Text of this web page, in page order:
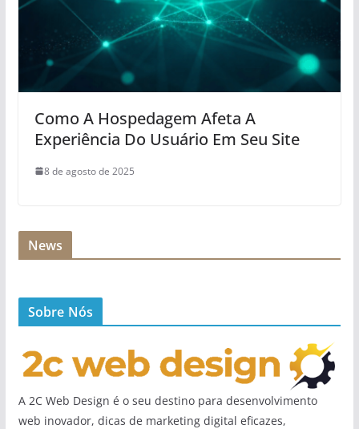
Como A Hospedagem Afeta A
Experiência Do Usuário Em Seu Site
8 de agosto de 2025
News
Sobre Nós
A 2C Web Design é o seu destino para desenvolvimento
web inovador, dicas de marketing digital eficazes,